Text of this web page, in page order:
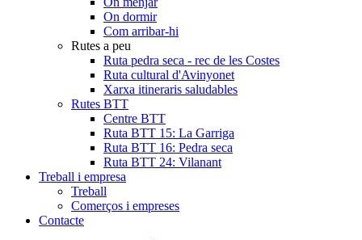
On dormir
Com arribar-hi
Rutes a peu
Ruta pedra seca - rec de les Costes
Ruta cultural d'Avinyonet
Xarxa itineraris saludables
Rutes BTT
Centre BTT
Ruta BTT 15: La Garriga
Ruta BTT 16: Pedra seca
Ruta BTT 24: Vilanant
Treball i empresa
Treball
Comerços i empreses
Contacte